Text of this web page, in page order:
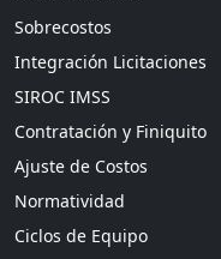
Sobrecostos
Integración Licitaciones
SIROC IMSS
Contratación y Finiquito
Ajuste de Costos
Normatividad
Ciclos de Equipo